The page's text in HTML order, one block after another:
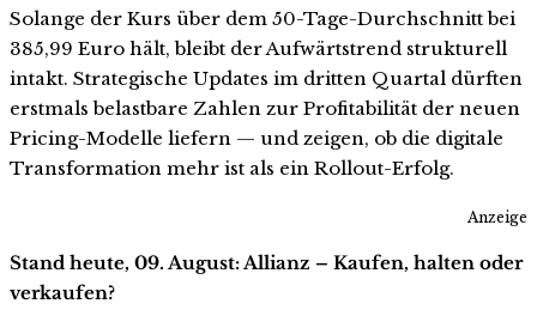
Solange der Kurs über dem 50-Tage-Durchschnitt bei
385,99 Euro hält, bleibt der Aufwärtstrend strukturell
intakt. Strategische Updates im dritten Quartal dürften
erstmals belastbare Zahlen zur Profitabilität der neuen
Pricing-Modelle liefern — und zeigen, ob die digitale
Transformation mehr ist als ein Rollout-Erfolg.
Anzeige
Stand heute, 09. August: Allianz – Kaufen, halten oder
verkaufen?